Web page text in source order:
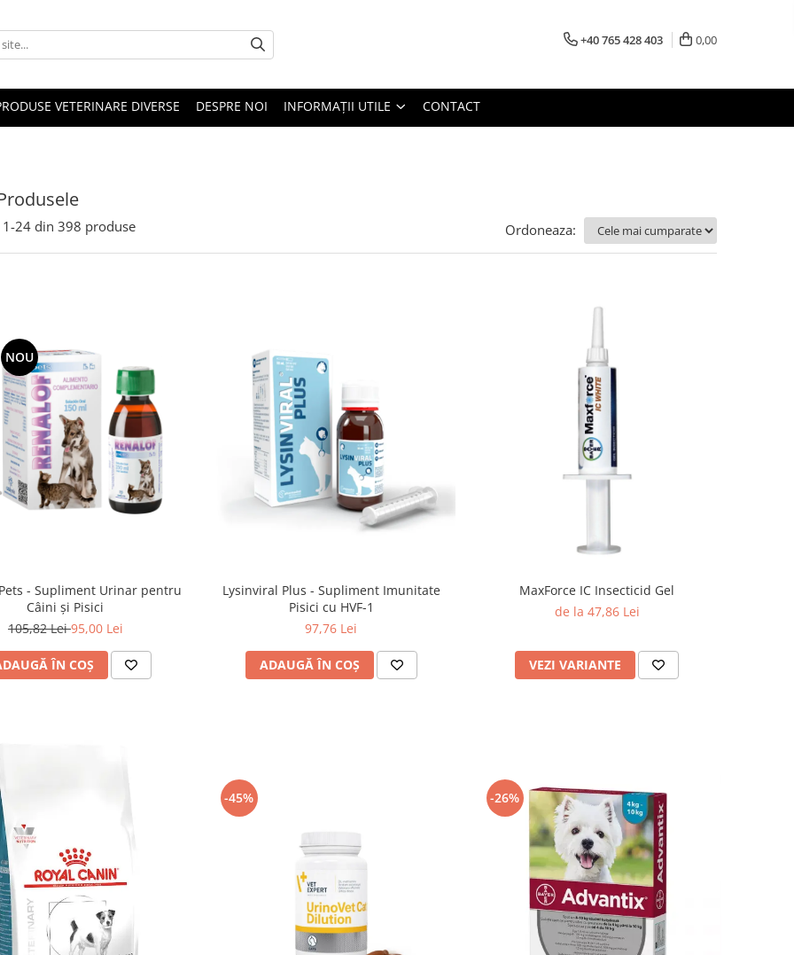
+40 765 428 403 0,00
VETERINARE DIVERSE DESPRE NOI INFORMAȚII UTILE CONTACT
1-24 din 398 produse Ordoneaza:
NOU
- Supliment Urinar pentru
Câini și Pisici
105,82 Lei95,00 Lei
ÎN COȘ
Lysinviral Plus - Supliment Imunitate
Pisici cu HVF-1
97,76 Lei
ADAUGĂ ÎN COȘ
MaxForce IC Insecticid Gel
de la 47,86 Lei
VEZI VARIANTE
-45% -26%